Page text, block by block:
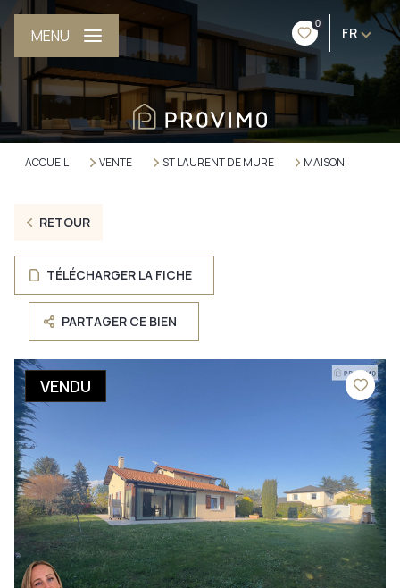
0
FR
MENU
ACCUEIL VENTE ST LAURENT DE MURE MAISON
RETOUR
TÉLÉCHARGER LA FICHE
PARTAGER CE BIEN
VENDU